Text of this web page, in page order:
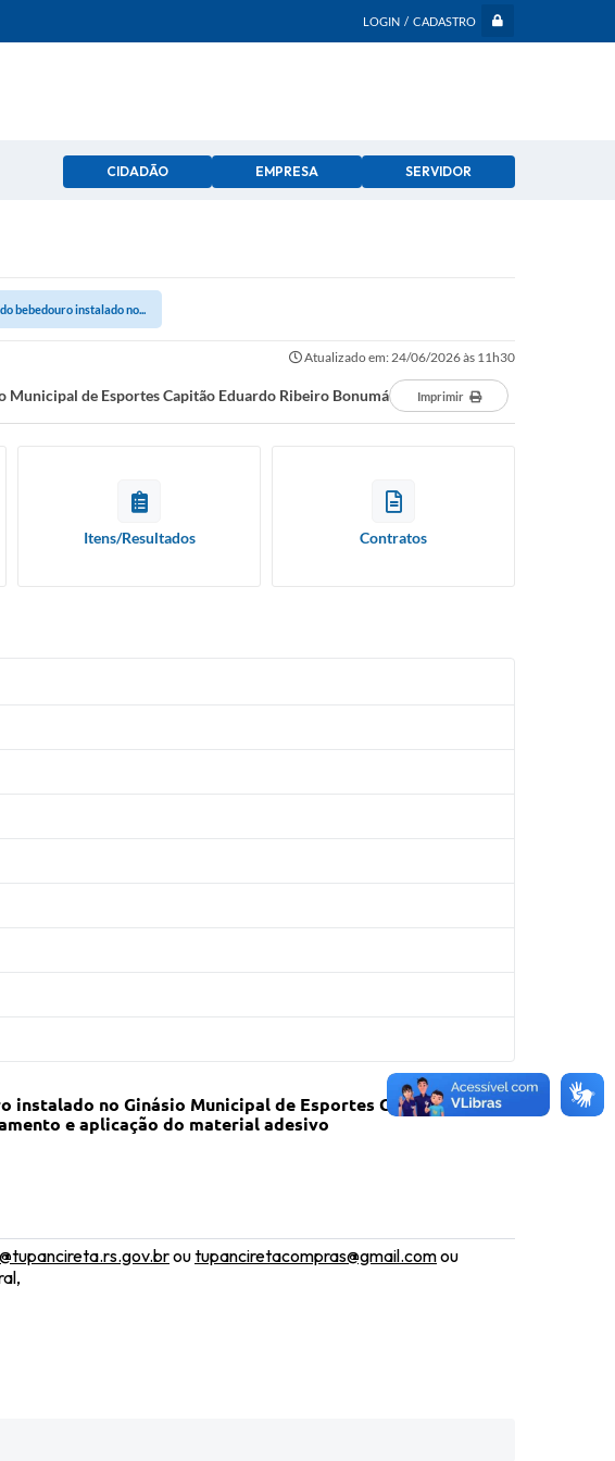
LOGIN / CADASTRO
CIDADÃO EMPRESA SERVIDOR
bebedouro instalado no...
Atualizado em: 24/06/2026 às 11h30
de Esportes Capitão Eduardo Ribeiro Bonumá Imprimir
Itens/Resultados Contratos
instalado no Ginásio Municipal de Esportes Capitão
e aplicação do material adesivo
outupanciretacompras@gmail.comou